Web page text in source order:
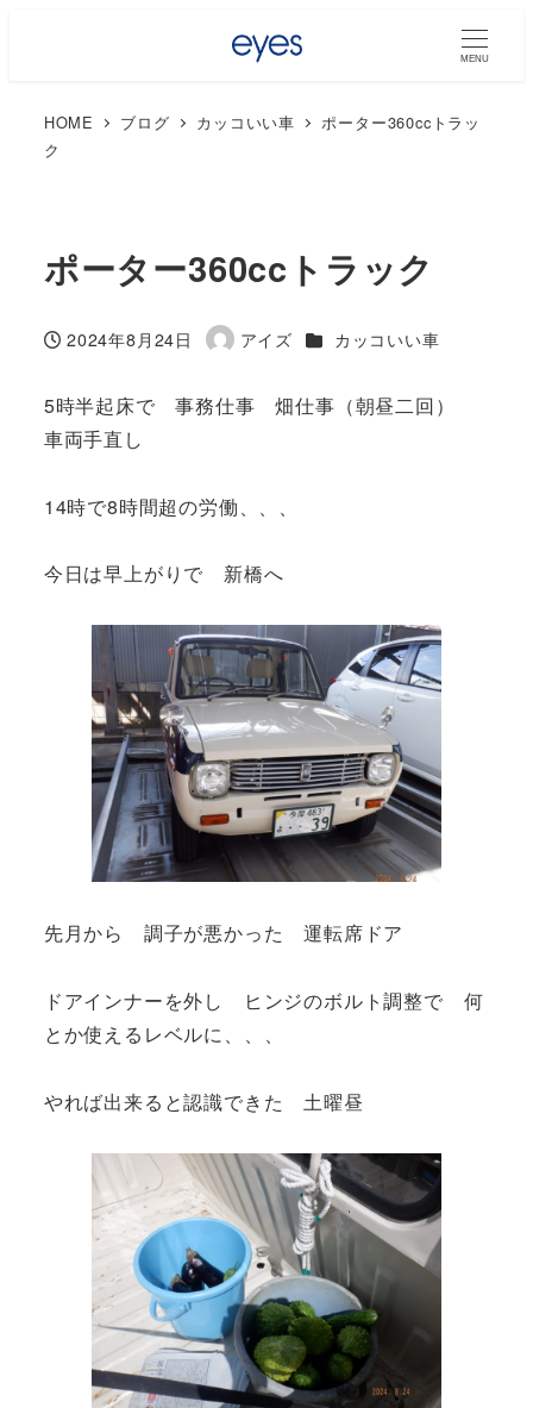
MENU
HOME ブログ カッコいい車
ポーター360ccトラッ
ク
ポーター360ccトラック
投稿日
2024年8月24日
著
アイズ カテゴリー
カッコいい車
5時半起床で 事務仕事 畑仕事（朝昼二回）
車両手直し
14時で8時間超の労働、、、
今日は早上がりで 新橋へ
先月から 調子が悪かった 運転席ドア
ドアインナーを外し ヒンジのボルト調整で 何
とか使えるレベルに、、、
やれば出来ると認識できた 土曜昼